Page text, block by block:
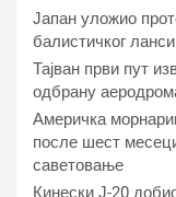
Јапан уложио
балистичког
Тајван први пут
одбрану
Америчка
после шест
саветовање
Кинески Ј-20